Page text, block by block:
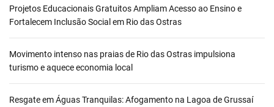
Projetos Educacionais Gratuitos Ampliam Acesso ao Ensino e
Fortalecem Inclusão Social em Rio das Ostras
Movimento intenso nas praias de Rio das Ostras impulsiona
turismo e aquece economia local
Resgate em Águas Tranquilas: Afogamento na Lagoa de Grussaí